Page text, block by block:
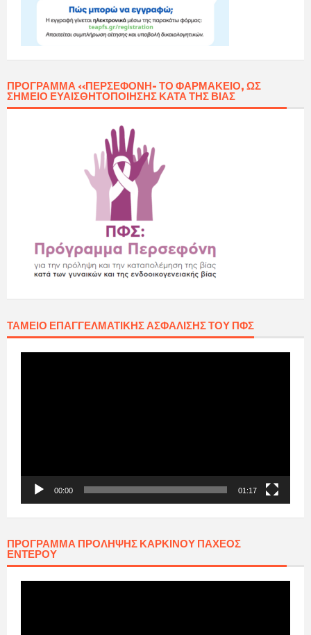
ΠΡΌΓΡΑΜΜΑ «ΠΕΡΣΕΦΌΝΗ- ΤΟ ΦΑΡΜΑΚΕΊΟ, ΩΣ
ΣΗΜΕΊΟ ΕΥΑΙΣΘΗΤΟΠΟΊΗΣΗΣ ΚΑΤΆ ΤΗΣ ΒΊΑΣ
ΤΑΜΕΊΟ ΕΠΑΓΓΕΛΜΑΤΙΚΉΣ ΑΣΦΆΛΙΣΗΣ ΤΟΥ ΠΦΣ
00:00 01:17
ΠΡΟΓΡΑΜΜΑ ΠΡΟΛΗΨΗΣ ΚΑΡΚΙΝΟΥ ΠΑΧΕΟΣ
ΕΝΤΕΡΟΥ